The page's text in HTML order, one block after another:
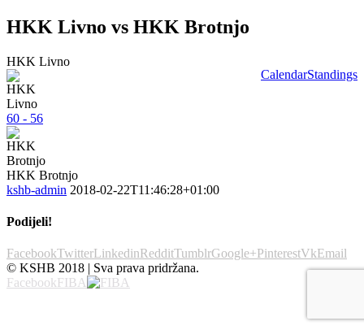
HKK Livno vs HKK Brotnjo
CalendarStandings
HKK Livno
60 - 56
HKK Brotnjo
kshb-admin 2018-02-22T11:46:28+01:00
Podijeli!
FacebookTwitterLinkedinRedditTumblrGoogle+PinterestVkEmail
© KSHB 2018 | Sva prava pridržana.
FacebookFIBA